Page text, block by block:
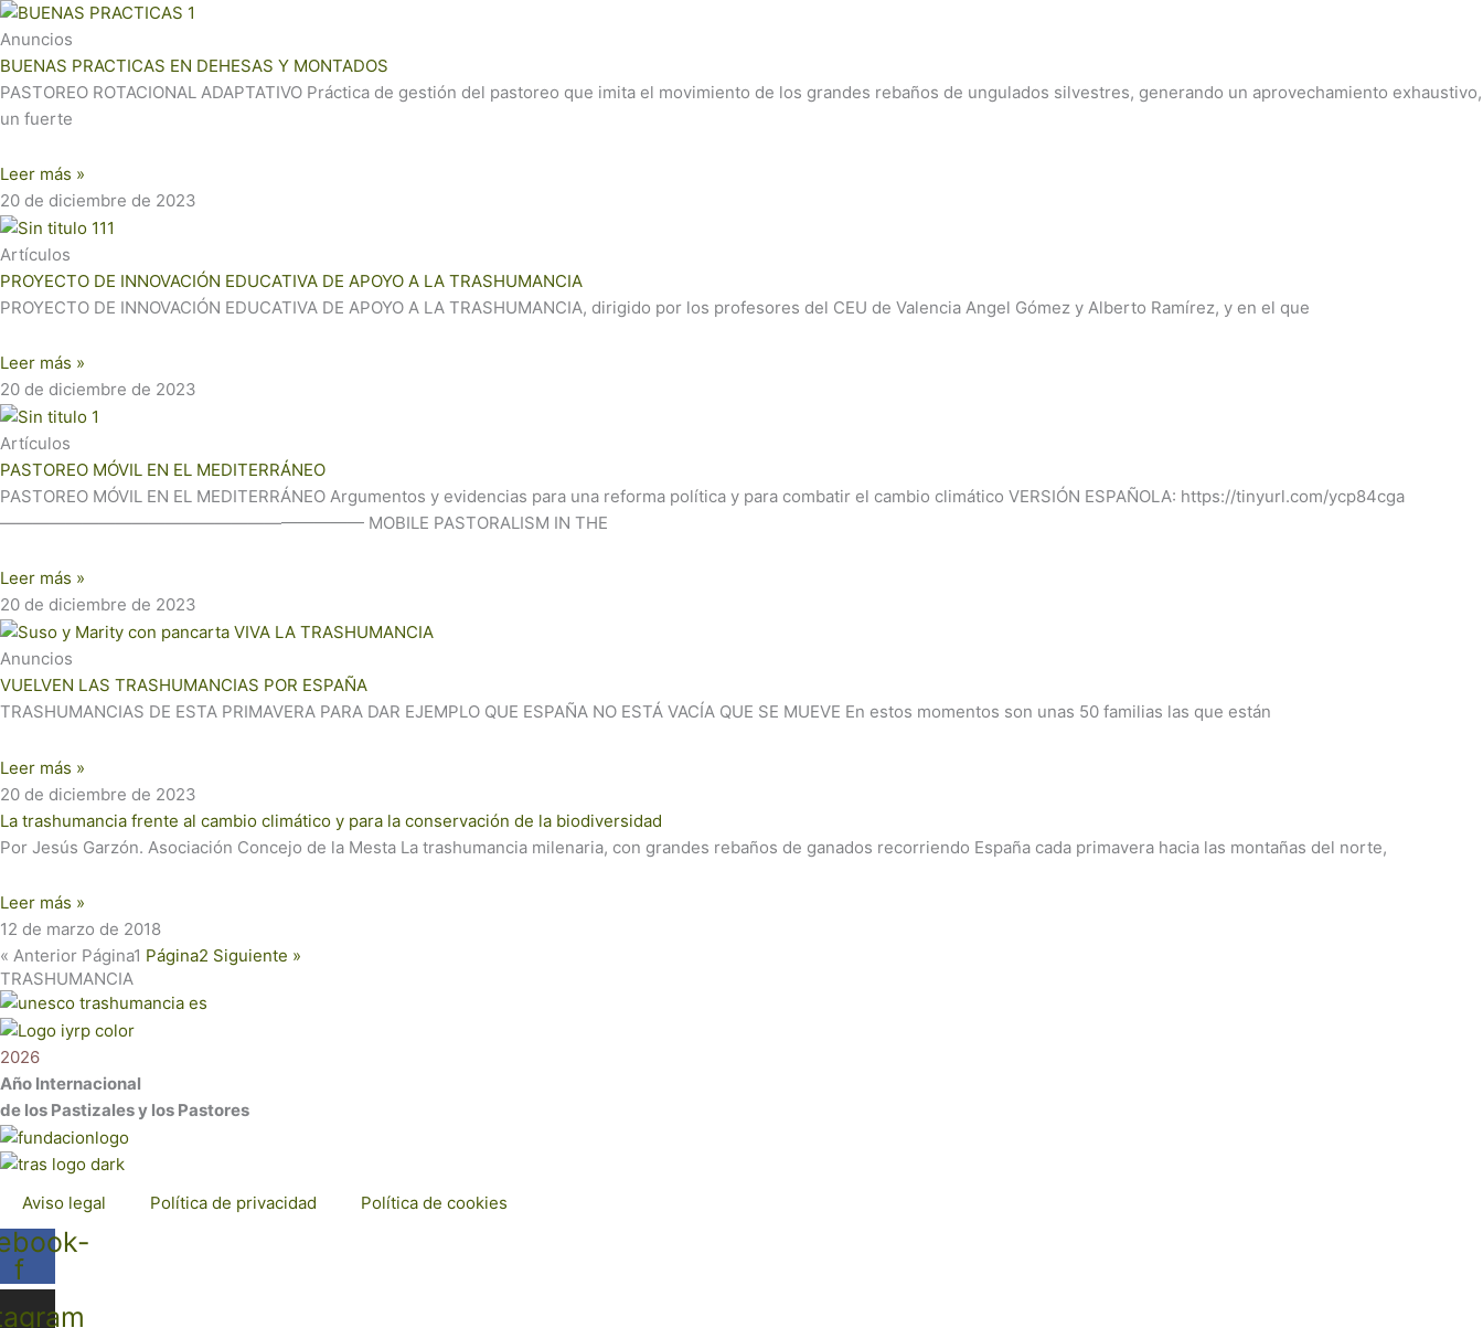
Anuncios
BUENAS PRACTICAS EN DEHESAS Y MONTADOS
PASTOREO ROTACIONAL ADAPTATIVO Práctica de gestión del pastoreo que imita el movimiento de los grandes rebaños de ungulados silvestres, generando un aprovechamiento exhaustivo,
un fuerte
Leer más »
20 de diciembre de 2023
Artículos
PROYECTO DE INNOVACIÓN EDUCATIVA DE APOYO A LA TRASHUMANCIA
PROYECTO DE INNOVACIÓN EDUCATIVA DE APOYO A LA TRASHUMANCIA, dirigido por los profesores del CEU de Valencia Angel Gómez y Alberto Ramírez, y en el que
Leer más »
20 de diciembre de 2023
Artículos
PASTOREO MÓVIL EN EL MEDITERRÁNEO
PASTOREO MÓVIL EN EL MEDITERRÁNEO Argumentos y evidencias para una reforma política y para combatir el cambio climático VERSIÓN ESPAÑOLA: https://tinyurl.com/ycp84cga
—————————————————————— MOBILE PASTORALISM IN THE
Leer más »
20 de diciembre de 2023
Anuncios
VUELVEN LAS TRASHUMANCIAS POR ESPAÑA
TRASHUMANCIAS DE ESTA PRIMAVERA PARA DAR EJEMPLO QUE ESPAÑA NO ESTÁ VACÍA QUE SE MUEVE En estos momentos son unas 50 familias las que están
Leer más »
20 de diciembre de 2023
La trashumancia frente al cambio climático y para la conservación de la biodiversidad
Por Jesús Garzón. Asociación Concejo de la Mesta La trashumancia milenaria, con grandes rebaños de ganados recorriendo España cada primavera hacia las montañas del norte,
Leer más »
12 de marzo de 2018
« Anterior Página1 Página2 Siguiente »
TRASHUMANCIA
2026
Año Internacional
de los Pastizales y los Pastores
Aviso legal Política de privacidad Política de cookies
f